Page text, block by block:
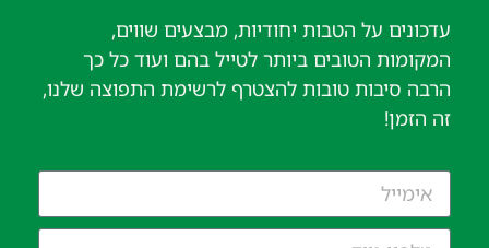
עדכונים על הטבות יחודיות, מבצעים שווים,
המקומות הטובים ביותר לטייל בהם ועוד כל כך
הרבה סיבות טובות להצטרף לרשימת התפוצה שלנו,
זה הזמן!